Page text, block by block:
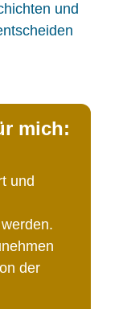
und
mich:
und
der